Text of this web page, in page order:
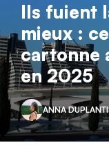
Ils fuient
mieux :
cartonne
en 2025
ANNA